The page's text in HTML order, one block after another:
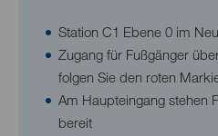
Station C1 Ebene 0 im
Zugang für Fußgänger
folgen Sie den roten
Am Haupteingang stehen
bereit